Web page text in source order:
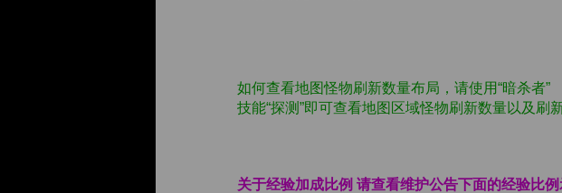
如何查看地图怪物刷新数量布局，请使用“暗杀者”
技能“探测”即可查看地图区域怪物刷新数量以及刷
关于经验加成比例 请查看维护公告下面的经验比例